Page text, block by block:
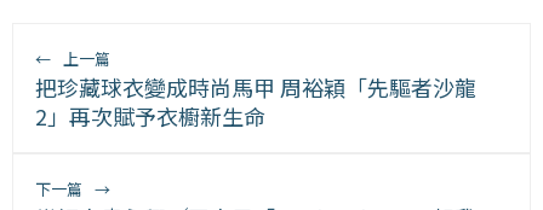
← 上一篇
把珍藏球衣變成時尚馬甲 周裕穎「先驅者沙龍
2」再次賦予衣櫥新生命
下一篇 →